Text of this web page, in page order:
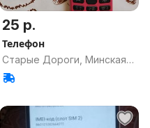
25 р.
Телефон
Старые Дороги, Минская
обл.